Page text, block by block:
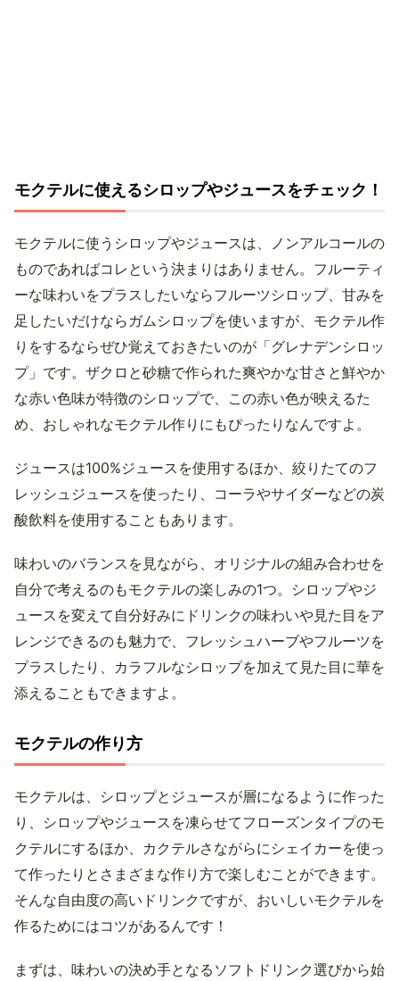
モクテルに使えるシロップやジュースをチェック！
モクテルに使うシロップやジュースは、ノンアルコールの
ものであればコレという決まりはありません。フルーティ
ーな味わいをプラスしたいならフルーツシロップ、甘みを
足したいだけならガムシロップを使いますが、モクテル作
りをするならぜひ覚えておきたいのが「グレナデンシロッ
プ」です。ザクロと砂糖で作られた爽やかな甘さと鮮やか
な赤い色味が特徴のシロップで、この赤い色が映えるた
め、おしゃれなモクテル作りにもぴったりなんですよ。
ジュースは100%ジュースを使用するほか、絞りたてのフ
レッシュジュースを使ったり、コーラやサイダーなどの炭
酸飲料を使用することもあります。
味わいのバランスを見ながら、オリジナルの組み合わせを
自分で考えるのもモクテルの楽しみの1つ。シロップやジ
ュースを変えて自分好みにドリンクの味わいや見た目をア
レンジできるのも魅力で、フレッシュハーブやフルーツを
プラスしたり、カラフルなシロップを加えて見た目に華を
添えることもできますよ。
モクテルの作り方
モクテルは、シロップとジュースが層になるように作った
り、シロップやジュースを凍らせてフローズンタイプのモ
クテルにするほか、カクテルさながらにシェイカーを使っ
て作ったりとさまざまな作り方で楽しむことができます。
そんな自由度の高いドリンクですが、おいしいモクテルを
作るためにはコツがあるんです！
まずは、味わいの決め手となるソフトドリンク選びから始